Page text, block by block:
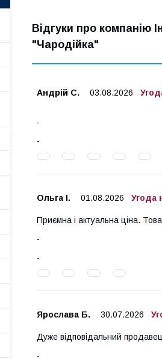
Відгуки про компанію
"Чародійка"
Андрій С. 03.08.2026
Ольга І. 01.08.2026 Угода
Приємна і актуальна ціна.
Ярослава Б. 30.07.2026
Дуже відповідальний